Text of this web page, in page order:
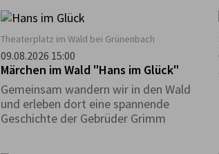
Hutmuseum möglich.
Theaterplatz im Wald bei Grünenbach
09.08.2026 15:00
Märchen im Wald "Hans im Glück"
Gemeinsam wandern wir in den Wald
und erleben dort eine spannende
Geschichte der Gebrüder Grimm